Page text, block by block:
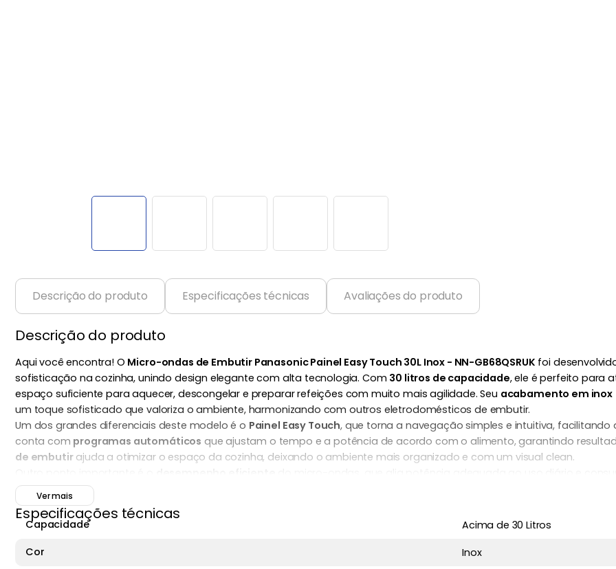
Descrição do produto Especificações técnicas Avaliações do produto
Descrição do produto
Aqui você encontra! O Micro-ondas de Embutir Panasonic Painel Easy Touch 30L Inox - NN-GB68QSRUK foi
sofisticação na cozinha, unindo design elegante com alta tecnologia. Com 30 litros de capacidade, ele é perfeito para
espaço suficiente para aquecer, descongelar e preparar refeições com muito mais agilidade. Seu acabamento em inox
um toque sofisticado que valoriza o ambiente, harmonizando com outros eletrodomésticos de embutir.
Um dos grandes diferenciais deste modelo é o Painel Easy Touch, que torna a navegação simples e intuitiva,
conta com programas automáticos que ajustam o tempo e a potência de acordo com o alimento, garantindo
de embutirajuda a otimizar o espaço da cozinha, deixando o ambiente mais organizado e com um visual clean.
mão da performance. A porta espelhada e o acabamento em inox contribuem para uma estética moderna, enquanto
com praticidade.
OMicro-ondas de Embutir Panasonic Painel Easy Touch 30L Inox - NN-GB68QSRUK
é ideal para quem deseja unir
Ver mais
Especificações técnicas
Capacidade
Acima de 30 Litros
Cor
Inox